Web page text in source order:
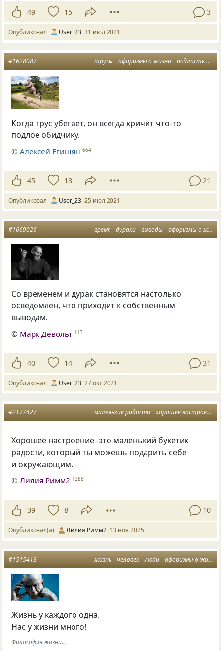
49 15 3
Опубликовал User_23 31 июл 2021
трусы афоризмы о жизни подлость коварство
#1628087
Когда трус убегает, он всегда кричит что-то
подлое обидчику.
©Алексей Егишян 664
45 13 21
Опубликовал User_23 25 июл 2021
время дураки выводы афоризмы о жизни
#1669026
Со временем и дурак становятся настолько
осведомлен, что приходит к собственным
выводам.
© Марк Девольт 113
40 14 31
Опубликовал User_23 27 окт 2021
маленькие радости хорошее настроение
#2177427
Хорошее настроение -это маленький букетик
радости, который ты можешь подарить себе
и окружающим.
©Лилия Римм2 1288
39 8 10
Опубликовал(а) Лилия Римм2 13 ноя 2025
жизнь человек люди афоризмы о жизни
#1515413
Жизнь у каждого одна.
Нас у жизни много!
Философия жизни...